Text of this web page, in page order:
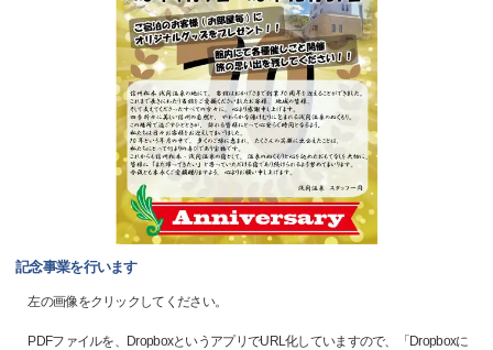
記念事業を行います
左の画像をクリックしてください。
PDFファイルを、DropboxというアプリでURL化していますので、「Dropboxに